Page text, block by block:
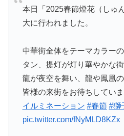
本日「2025春節燈花（しゅ
大に行われました。
中華街全体をテーマカラー
タン、提灯が灯り華やかな
龍が夜空を舞い、龍や鳳凰
皆様の来街をお待ちしていま
イルミネーション #春節 #獅
pic.twitter.com/fNyMLD8KZx